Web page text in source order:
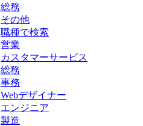
総務
その他
職種で検索
営業
カスタマーサービス
総務
事務
Webデザイナー
エンジニア
製造